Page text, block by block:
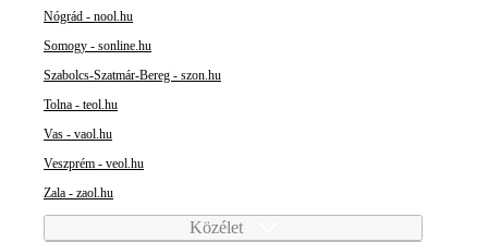
Nógrád - nool.hu
Somogy - sonline.hu
Szabolcs-Szatmár-Bereg - szon.hu
Tolna - teol.hu
Vas - vaol.hu
Veszprém - veol.hu
Zala - zaol.hu
Közélet